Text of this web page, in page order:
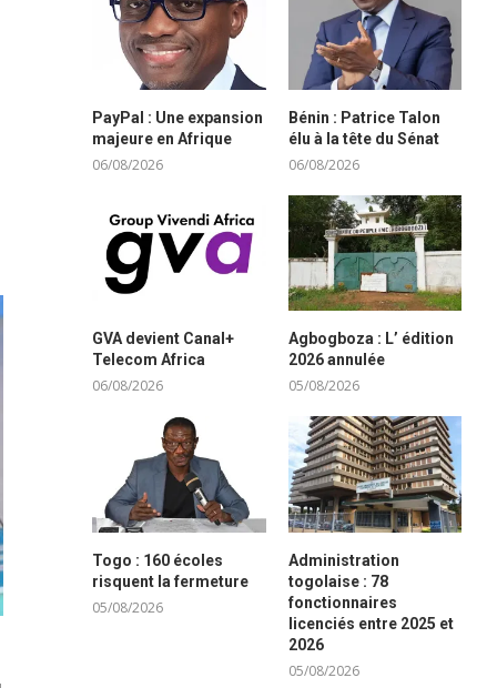
PayPal : Une expansion
majeure en Afrique
06/08/2026
Bénin : Patrice Talon
élu à la tête du Sénat
06/08/2026
GVA devient Canal+
Telecom Africa
06/08/2026
Agbogboza : L’ édition
2026 annulée
05/08/2026
Togo : 160 écoles
risquent la fermeture
05/08/2026
Administration
togolaise : 78
fonctionnaires
licenciés entre 2025 et
2026
05/08/2026